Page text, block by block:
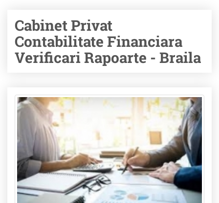
Cabinet Privat
Contabilitate Financiara
Verificari Rapoarte - Braila